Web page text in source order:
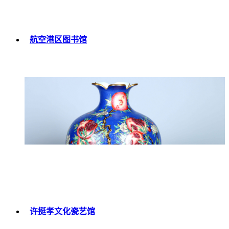
航空港区图书馆
许挺孝文化瓷艺馆